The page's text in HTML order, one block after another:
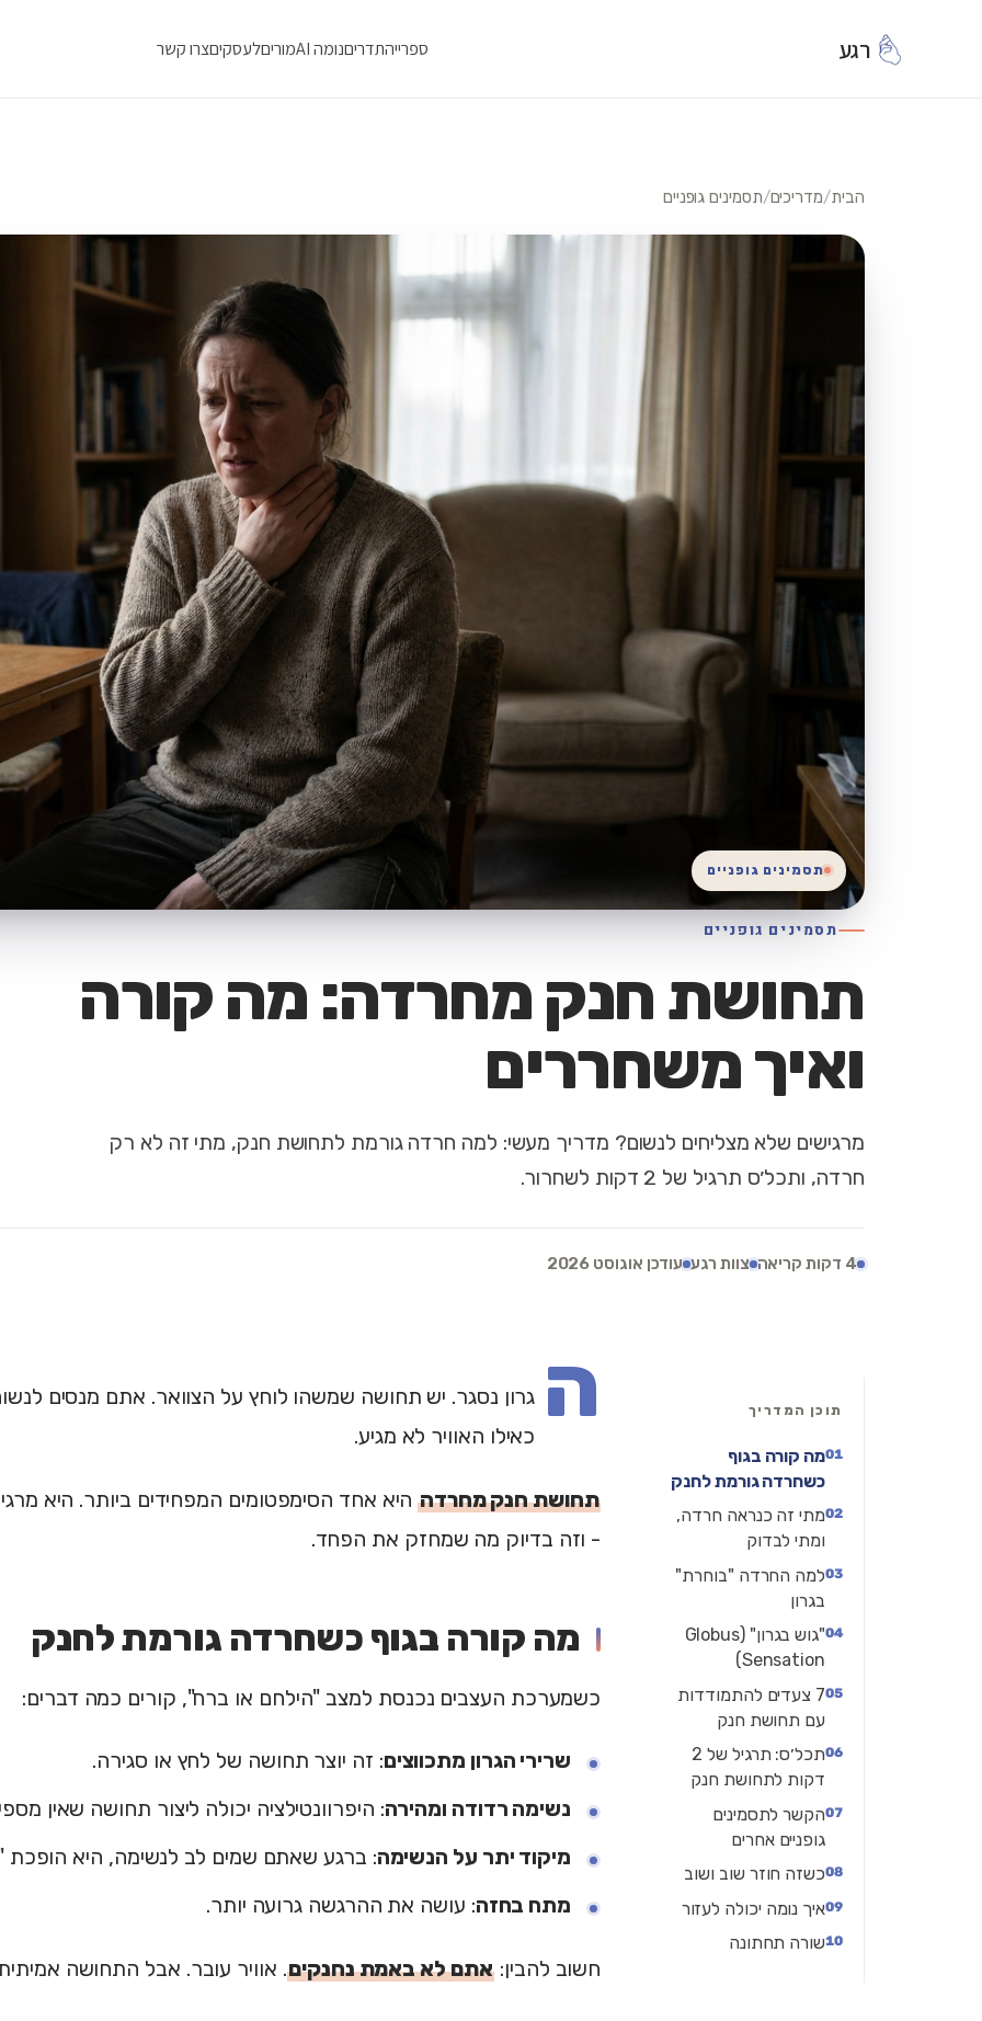
רגע ספרייהתדריםנומה AI מוריםלעסקיםצרו קשר
הבית/מדריכים/תסמינים גופניים
תסמינים גופניים
תחושת חנק מחרדה: מה קורה
ואיך משחררים
מרגישים שלא מצליחים לנשום? מדריך מעשי: למה חרדה גורמת לתחושת חנק, מתי זה לא רק
חרדה, ותכל׳ס תרגיל של 2 דקות לשחרור.
4 דקות קריאה צוות רגע עודכן אוגוסט 2026
תסמינים גופניים
תוכן המדריך
מה קורה בגוף
כשחרדה גורמת לחנק
מתי זה כנראה חרדה,
ומתי לבדוק
למה החרדה "בוחרת"
בגרון
"גוש בגרון" (Globus
Sensation)
7 צעדים להתמודדות
עם תחושת חנק
תכל׳ס: תרגיל של 2
דקות לתחושת חנק
הקשר לתסמינים
גופניים אחרים
כשזה חוזר שוב ושוב
איך נומה יכולה לעזור
שורה תחתונה
ה גרון נסגר. יש תחושה שמשהו לוחץ על הצוואר. אתם מנסים
כאילו האוויר לא מגיע.
תחושת חנק מחרדההיא אחד הסימפטומים המפחידים ביותר. היא
- וזה בדיוק מה שמחזק את הפחד.
מה קורה בגוף כשחרדה גורמת לחנק
כשמערכת העצבים נכנסת למצב "הילחם או ברח", קורים כמה דברים:
שרירי הגרון מתכווצים: זה יוצר תחושה של לחץ או סגירה.
נשימה רדודה ומהירה: היפרוונטילציה יכולה ליצור תחושה שאין
מיקוד יתר על הנשימה: ברגע שאתם שמים לב לנשימה, היא הופכת
מתח בחזה: עושה את ההרגשה גרועה יותר.
חשוב להבין: אתם לא באמת נחנקים. אוויר עובר. אבל התחושה